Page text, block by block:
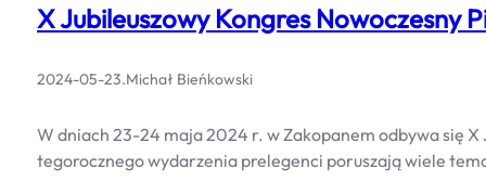
X Jubileuszowy Kongres Nowoczesny
2024-05-23.Michał Bieńkowski
W dniach 23-24 maja 2024 r. w Zakopanem odbywa się
tegorocznego wydarzenia prelegenci poruszają wiele